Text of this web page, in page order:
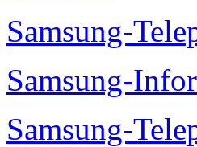
Samsung-
Samsung-
Samsung-